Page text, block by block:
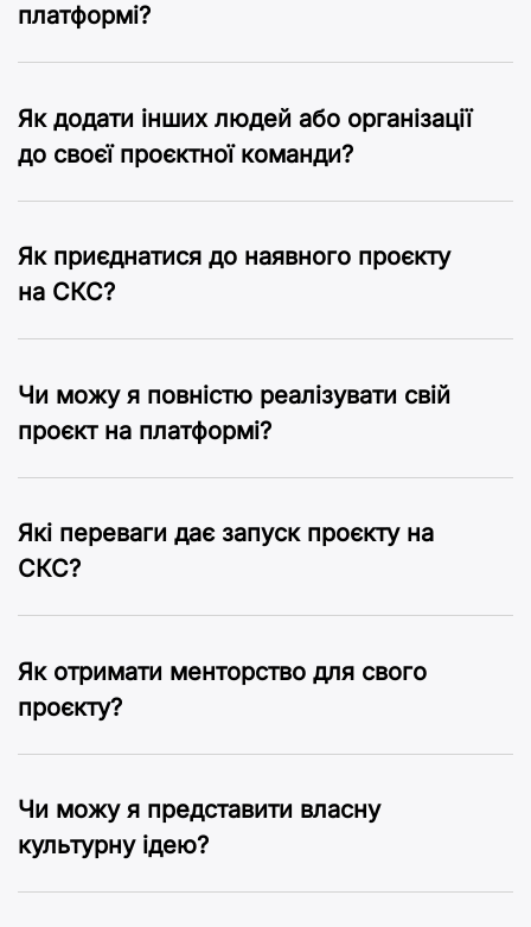
платформі?
Як додати інших людей або організації
до своєї проєктної команди?
Як приєднатися до наявного проєкту
на CКC?
Чи можу я повністю реалізувати свій
проєкт на платформі?
Які переваги дає запуск проєкту на
CКC?
Як отримати менторство для свого
проєкту?
Чи можу я представити власну
культурну ідею?